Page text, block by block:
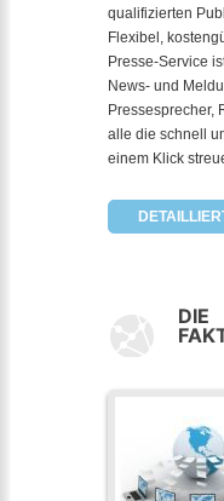
qualifizierten
Flexibel,
Presse-Service
News- und
Pressesprecher,
alle die schnell
einem Klick
DIE